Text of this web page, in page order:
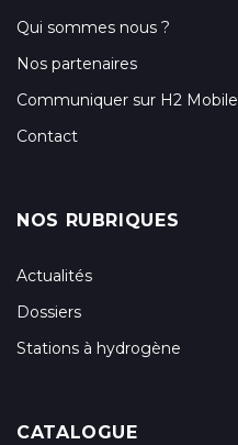
Qui sommes nous ?
Nos partenaires
Communiquer sur H2 Mobile
Contact
NOS RUBRIQUES
Actualités
Dossiers
Stations à hydrogène
CATALOGUE